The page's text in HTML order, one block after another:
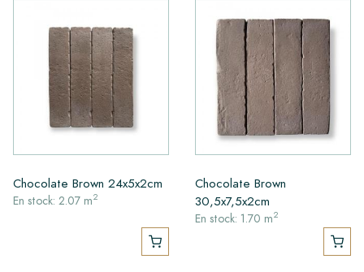
Chocolate Brown 24x5x2cm
En stock: 2.07 m2
Chocolate Brown
30,5x7,5x2cm
En stock: 1.70 m2